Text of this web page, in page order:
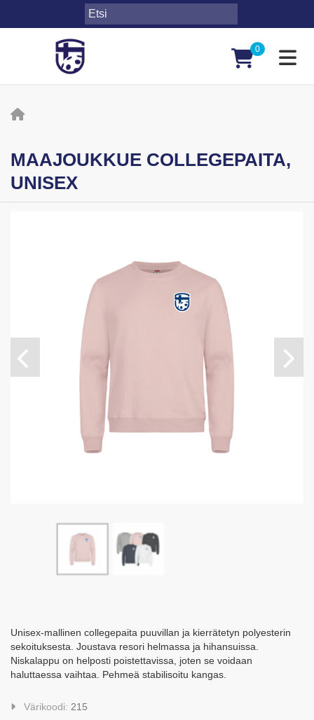
0
MAAJOUKKUE COLLEGEPAITA,
UNISEX
Unisex-mallinen collegepaita puuvillan ja kierrätetyn polyesterin
sekoituksesta. Joustava resori helmassa ja hihansuissa.
Niskalappu on helposti poistettavissa, joten se voidaan
haluttaessa vaihtaa. Pehmeä stabilisoitu kangas.
Värikoodi: 215